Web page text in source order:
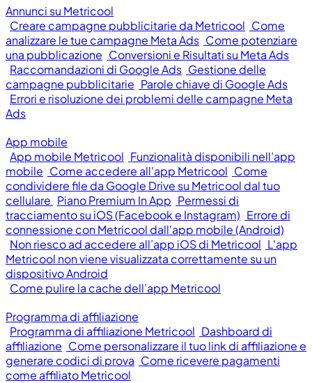
Annunci su Metricool
Creare campagne pubblicitarie da Metricool Come
analizzare le tue campagne Meta Ads Come potenziare
una pubblicazione Conversioni e Risultati su Meta Ads
Raccomandazioni di Google Ads Gestione delle
campagne pubblicitarie Parole chiave di Google Ads
Errori e risoluzione dei problemi delle campagne Meta
Ads
App mobile
App mobile Metricool Funzionalità disponibili nell’app
mobile Come accedere all'app Metricool Come
condividere file da Google Drive su Metricool dal tuo
cellulare Piano Premium In App Permessi di
tracciamento su iOS (Facebook e Instagram) Errore di
connessione con Metricool dall'app mobile (Android)
Non riesco ad accedere all’app iOS di Metricool L'app
Metricool non viene visualizzata correttamente su un
dispositivo Android
Come pulire la cache dell’app Metricool
Programma di affiliazione
Programma di affiliazione Metricool Dashboard di
affiliazione Come personalizzare il tuo link di affiliazione e
generare codici di prova Come ricevere pagamenti
come affiliato Metricool